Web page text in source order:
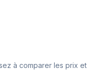
à comparer les prix et